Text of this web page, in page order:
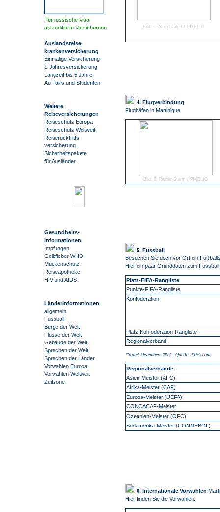
Für russische Visa
akkreditierte Versicherung
Auslandsreise-
krankenversicherung
Einmalige Versicherung
1-Jahresversicherung
Langzeit bis 5 Jahre
Au Pairs und Studenten
Weitere
Reiseversicherungen
Reiseschutz Europa
Reiseschutz Weltweit
Reiserücktritts-
versicherung
Sicherheitspakete
für Ausländer
Gesundheits-
informationen
Impfungen
Gelbfieber WHO
Mückenschutz
Reiseapotheke
HIV und AIDS
Länderinformationen
allgemein
Fussball
Berge der Welt
Flüsse der Welt
Gebäude der Welt
Sprachen der Welt
Sprachen der Länder
Vorwahlen Europa
Vorwahlen Weltweit
Zeitzone
Bild: © Alfred Jäkel / PIXELIO
4. Flugverbindung
Flughäfen in Martinique
Bild: © Rainer Sturm / PIXELIO
5. Fussball
Besuchen Sie doch vor Ort ein
Hier ein paar Grunddaten zum Fussball
Platz-FIFA-Rangliste
Punkte-FIFA-Rangliste
Konföderation
Platz-Konföderation-Rangliste
Regionalverband
*Stand Dezember 2007 ; Quelle: FIFA.com
Regionalverbände
Asien-Meister (AFC)
Afrika-Meister (CAF)
Europa-Meister (UEFA)
CONCACAF-Meister
Ozeanien-Meister (OFC)
Südamerika-Meister (CONMEBOL)
6. Internationale Vorwahlen
Hier finden Sie die Vorwahlen.